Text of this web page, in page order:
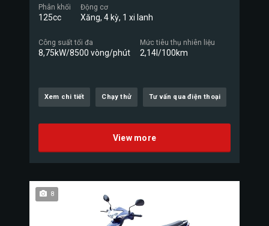
Phân khối
125cc
Động cơ
Xăng, 4 kỳ, 1 xi lanh
Công suất tối đa
8,75kW/8500 vòng/phút
Mức tiêu thụ nhiên liệu
2,14l/100km
Xem chi tiết Chạy thử Tư vấn qua điện thoại
View more
8